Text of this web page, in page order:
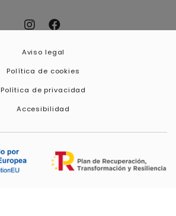
Aviso legal
Política de cookies
Política de privacidad
Accesibilidad